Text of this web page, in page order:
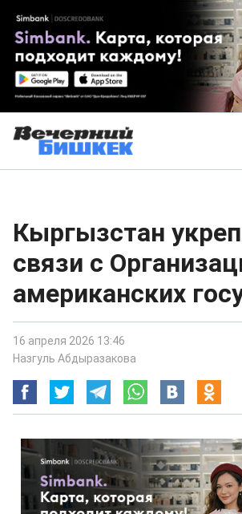
Кыргызстан
связи с
американских
16 апреля 2026 13:46
Назгуль Абдыразакова